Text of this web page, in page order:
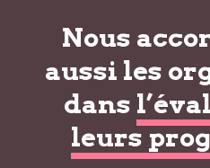
Nous
aussi les
dans
leurs